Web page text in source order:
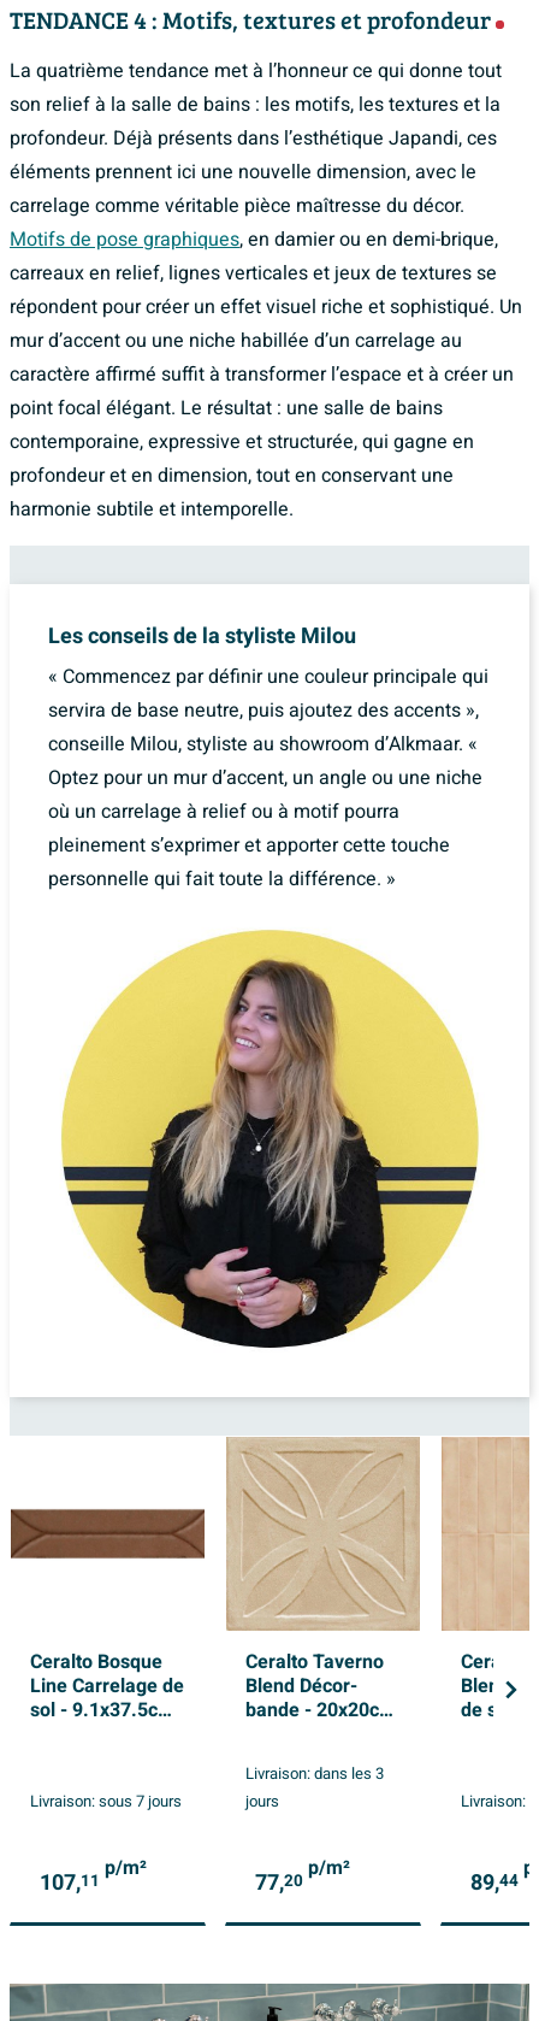
TENDANCE 4 : Motifs, textures et profondeur
La quatrième tendance met à l’honneur ce qui donne tout
son relief à la salle de bains : les motifs, les textures et la
profondeur. Déjà présents dans l’esthétique Japandi, ces
éléments prennent ici une nouvelle dimension, avec le
carrelage comme véritable pièce maîtresse du décor.
Motifs de pose graphiques, en damier ou en demi-brique,
carreaux en relief, lignes verticales et jeux de textures se
répondent pour créer un effet visuel riche et sophistiqué. Un
mur d’accent ou une niche habillée d’un carrelage au
caractère affirmé suffit à transformer l’espace et à créer un
point focal élégant. Le résultat : une salle de bains
contemporaine, expressive et structurée, qui gagne en
profondeur et en dimension, tout en conservant une
harmonie subtile et intemporelle.
Les conseils de la styliste Milou
« Commencez par définir une couleur principale qui
servira de base neutre, puis ajoutez des accents »,
conseille Milou, styliste au showroom d’Alkmaar. «
Optez pour un mur d’accent, un angle ou une niche
où un carrelage à relief ou à motif pourra
pleinement s’exprimer et apporter cette touche
personnelle qui fait toute la différence. »
Ceralto Bosque
Line Carrelage de
sol - 9.1x37.5cm
Livraison:sous 7 jours
107,11 p/m²
Ceralto Taverno
Blend Décor-
bande - 20x20cm
Livraison:dans les 3
jours
77,20 p/m²
Ceralto
Blend
de sol -
Livraison:
89,44